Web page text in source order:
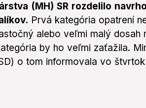
(MH) SR rozdelilo
Prvá kategória opatrení
alebo veľmi malý
by ho veľmi zaťažila.
o tom informovala vo